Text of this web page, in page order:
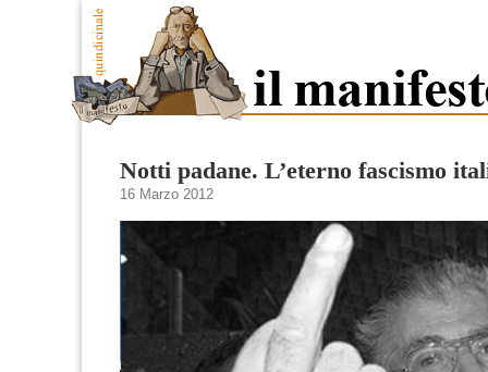
Notti padane. L’eterno fascismo
16 Marzo 2012